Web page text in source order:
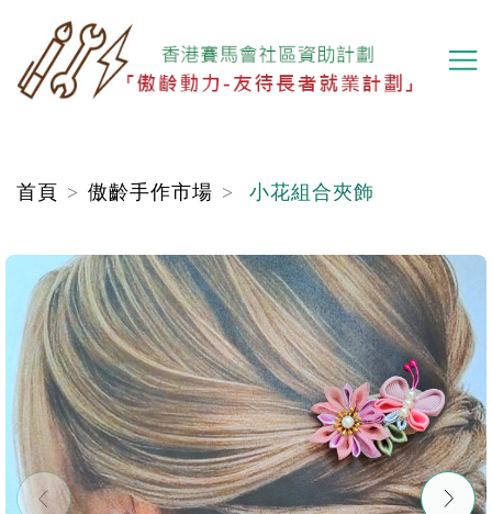
主
內
首頁 傲齡手作市場 小花組合夾飾